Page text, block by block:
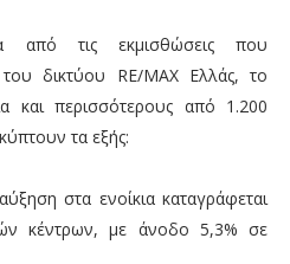
τις εκμισθώσεις που
δικτύου RE/MAX Ελλάς, το
και περισσότερους από 1.200
τα εξής:
στα ενοίκια καταγράφεται
κέντρων, με άνοδο 5,3% σε